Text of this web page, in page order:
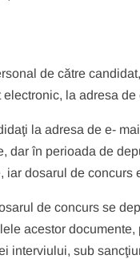
de către
la adresa
la adresa de e-
dar în perioada de
dosarul de concurs
de concurs se
acestor
interviului, sub